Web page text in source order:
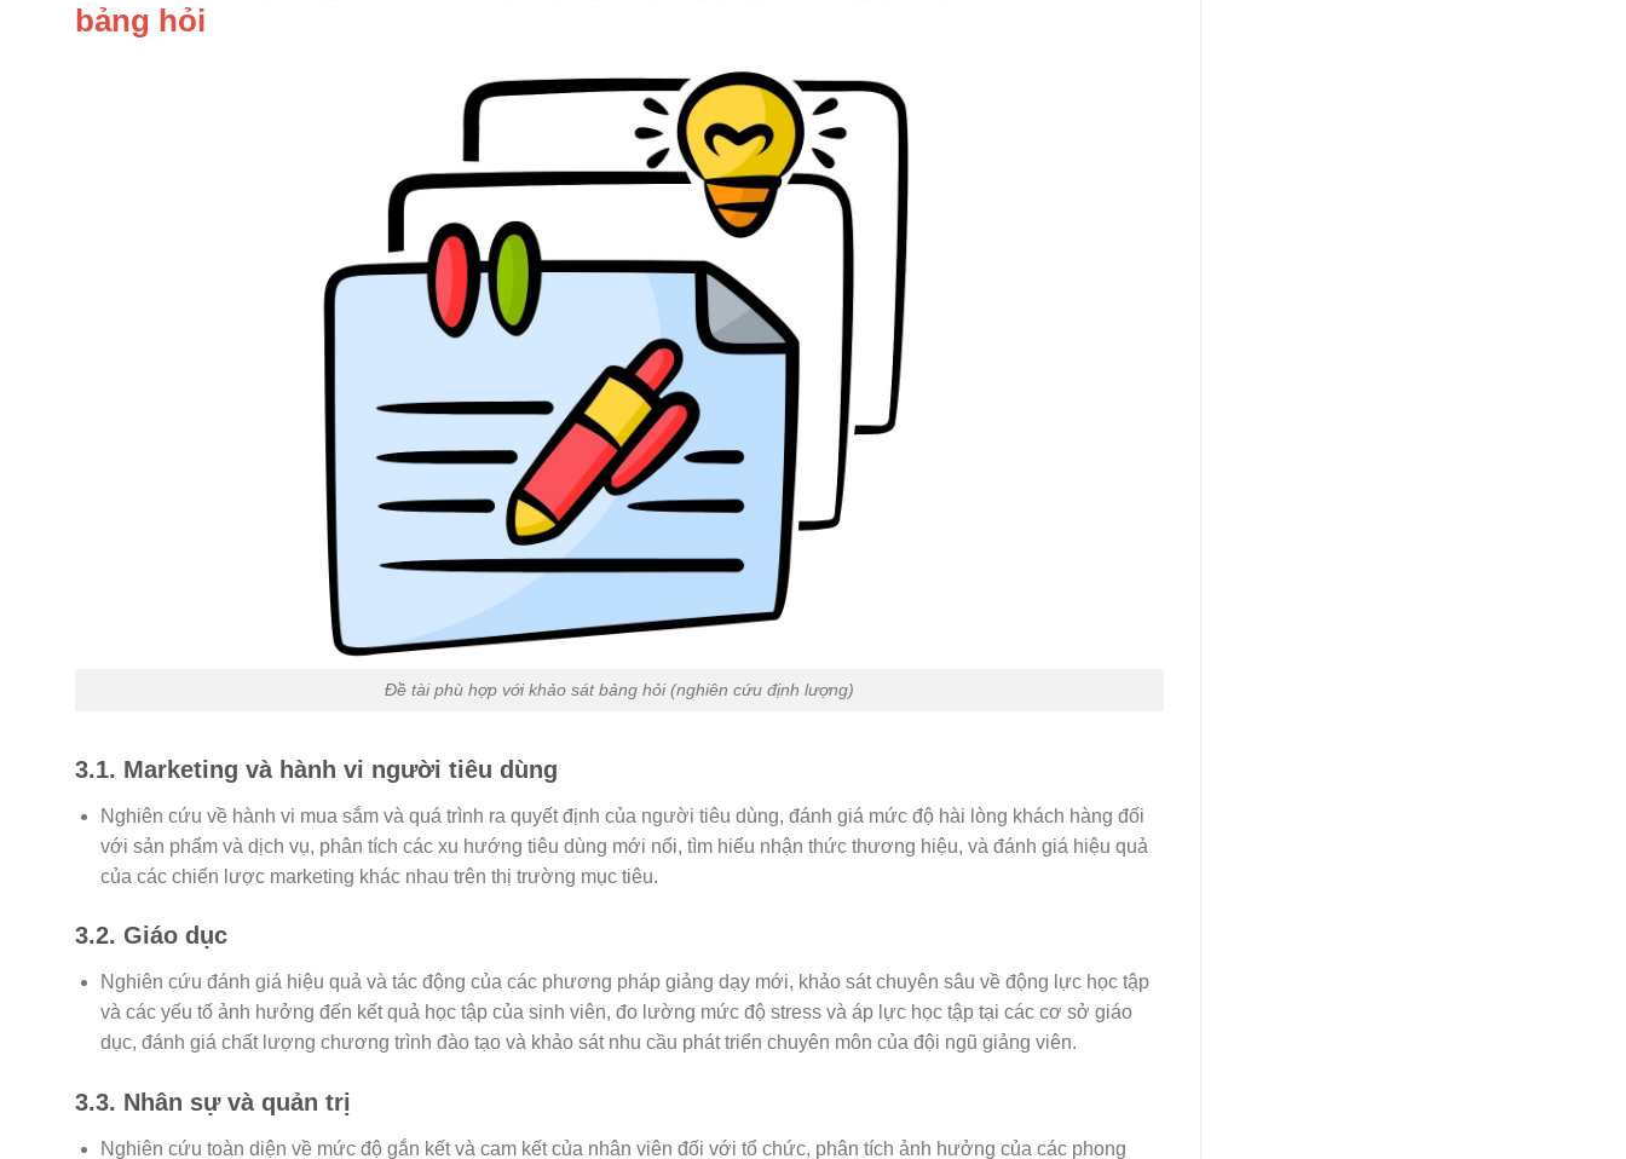
bảng hỏi
Đề tài phù hợp với khảo sát bảng hỏi (nghiên cứu định lượng)
3.1. Marketing và hành vi người tiêu dùng
Nghiên cứu về hành vi mua sắm và quá trình ra quyết định của người tiêu dùng, đánh giá mức độ hài lòng khách hàng đối
với sản phẩm và dịch vụ, phân tích các xu hướng tiêu dùng mới nổi, tìm hiểu nhận thức thương hiệu, và đánh giá hiệu quả
của các chiến lược marketing khác nhau trên thị trường mục tiêu.
3.2. Giáo dục
Nghiên cứu đánh giá hiệu quả và tác động của các phương pháp giảng dạy mới, khảo sát chuyên sâu về động lực học tập
và các yếu tố ảnh hưởng đến kết quả học tập của sinh viên, đo lường mức độ stress và áp lực học tập tại các cơ sở giáo
dục, đánh giá chất lượng chương trình đào tạo và khảo sát nhu cầu phát triển chuyên môn của đội ngũ giảng viên.
3.3. Nhân sự và quản trị
Nghiên cứu toàn diện về mức độ gắn kết và cam kết của nhân viên đối với tổ chức, phân tích ảnh hưởng của các phong